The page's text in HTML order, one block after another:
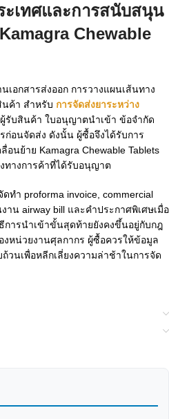
ะเทศและการสนับสนุน
Kamagra Chewable
เอกสารส่งออก การวางแผนเส้นทาง
ค้า สำหรับ การจัดส่งยาระหว่าง
รับสินค้า ใบอนุญาตนำเข้า ข้อจำกัด
อนจัดส่ง ดังนั้น ผู้ซื้อจึงได้รับการ
นย้าย Kamagra Chewable Tablets
ทางการค้าที่ได้รับอนุญาต
ทำ proforma invoice, commercial
าน airway bill และคำประกาศพิเศษเมื่อ
การนำเข้าขั้นสุดท้ายยังคงขึ้นอยู่กับกฎ
หน่วยงานศุลกากร ผู้ซื้อควรให้ข้อมูล
นเพื่อหลีกเลี่ยงความล่าช้าในการจัด